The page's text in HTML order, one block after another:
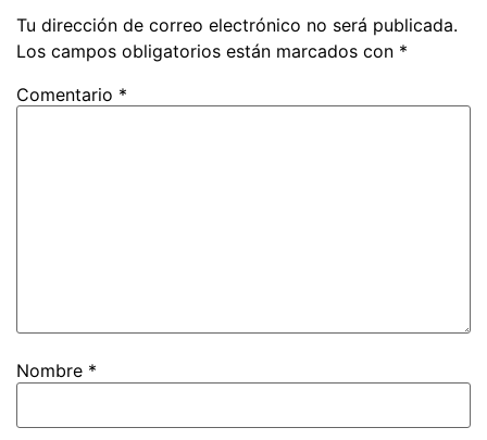
Tu dirección de correo electrónico no será publicada.
Los campos obligatorios están marcados con *
Comentario *
Nombre *